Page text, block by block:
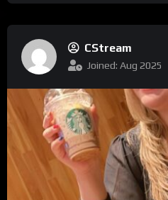
CStream
Joined: Aug 2025